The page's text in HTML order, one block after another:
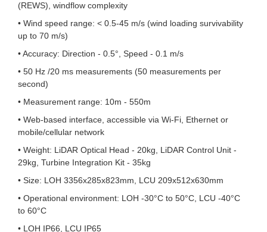
(REWS), windflow complexity
• Wind speed range: < 0.5-45 m/s (wind loading survivability
up to 70 m/s)
• Accuracy: Direction - 0.5°, Speed - 0.1 m/s
• 50 Hz /20 ms measurements (50 measurements per
second)
• Measurement range: 10m - 550m
• Web-based interface, accessible via Wi-Fi, Ethernet or
mobile/cellular network
• Weight: LiDAR Optical Head - 20kg, LiDAR Control Unit -
29kg, Turbine Integration Kit - 35kg
• Size: LOH 3356x285x823mm, LCU 209x512x630mm
• Operational environment: LOH -30°C to 50°C, LCU -40°C
to 60°C
• LOH IP66, LCU IP65